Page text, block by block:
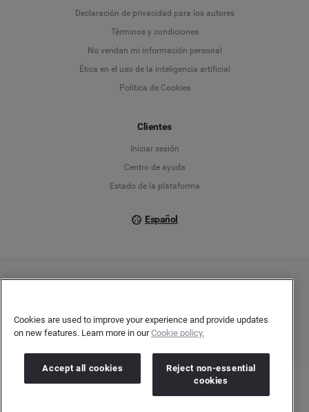
Declaración de privacidad para los autores
Términos y condiciones
No vendan mi información personal
Ética en el uso de la inteligencia artificial
Política de Cookies
Clientes
Iniciar sesión
Centro de ayuda
Estado de la plataforma
Español
Cookies are used to improve your experience and provide updates
on new features. Learn more in ourCookie policy.
Accept all cookies
Reject non-essential
cookies